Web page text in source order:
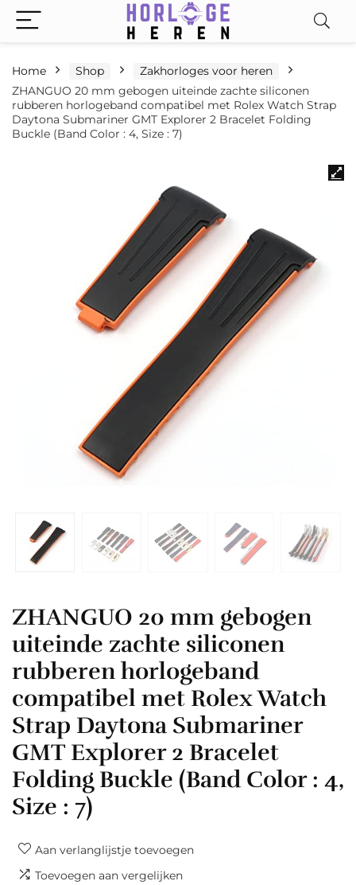
Home Shop
Zakhorloges voor heren
ZHANGUO 20 mm gebogen uiteinde zachte siliconen
rubberen horlogeband compatibel met Rolex Watch Strap
Daytona Submariner GMT Explorer 2 Bracelet Folding
Buckle (Band Color : 4, Size : 7)
ZHANGUO 20 mm gebogen
uiteinde zachte siliconen
rubberen horlogeband
compatibel met Rolex Watch
Strap Daytona Submariner
GMT Explorer 2 Bracelet
Folding Buckle (Band Color : 4,
Size : 7)
Aan verlanglijstje toevoegen
Toevoegen aan vergelijken